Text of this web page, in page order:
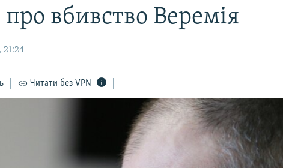
про вбивство Веремія
21:24
Читати без VPN